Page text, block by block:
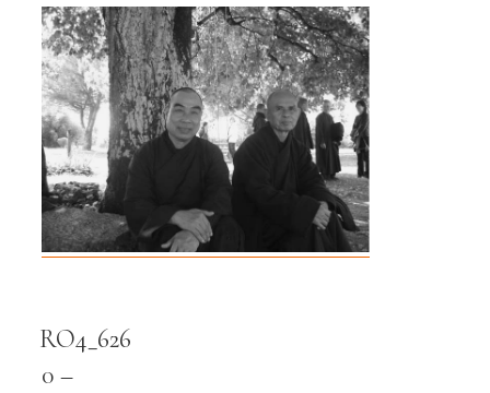
RO4_626
0 –